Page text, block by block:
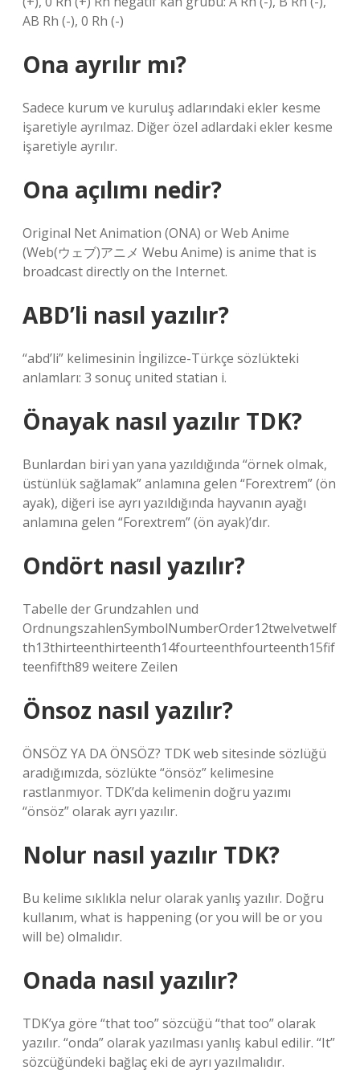
AB Rh (-), 0 Rh (-)
Ona ayrılır mı?
Sadece kurum ve kuruluş adlarındaki ekler kesme
işaretiyle ayrılmaz. Diğer özel adlardaki ekler kesme
işaretiyle ayrılır.
Ona açılımı nedir?
Original Net Animation (ONA) or Web Anime
(Web(ウェブ)アニメ Webu Anime) is anime that is
broadcast directly on the Internet.
ABD’li nasıl yazılır?
“abd’li” kelimesinin İngilizce-Türkçe sözlükteki
anlamları: 3 sonuç united statian i.
Önayak nasıl yazılır TDK?
Bunlardan biri yan yana yazıldığında “örnek olmak,
üstünlük sağlamak” anlamına gelen “Forextrem” (ön
ayak), diğeri ise ayrı yazıldığında hayvanın ayağı
anlamına gelen “Forextrem” (ön ayak)’dır.
Ondört nasıl yazılır?
Tabelle der Grundzahlen und
OrdnungszahlenSymbolNumberOrder12twelvetwelf
th13thirteenthirteenth14fourteenthfourteenth15fif
teenfifth89 weitere Zeilen
Önsoz nasıl yazılır?
ÖNSÖZ YA DA ÖNSÖZ? TDK web sitesinde sözlüğü
aradığımızda, sözlükte “önsöz” kelimesine
rastlanmıyor. TDK’da kelimenin doğru yazımı
“önsöz” olarak ayrı yazılır.
Nolur nasıl yazılır TDK?
Bu kelime sıklıkla nelur olarak yanlış yazılır. Doğru
kullanım, what is happening (or you will be or you
will be) olmalıdır.
Onada nasıl yazılır?
TDK’ya göre “that too” sözcüğü “that too” olarak
yazılır. “onda” olarak yazılması yanlış kabul edilir. “It”
sözcüğündeki bağlaç eki de ayrı yazılmalıdır.